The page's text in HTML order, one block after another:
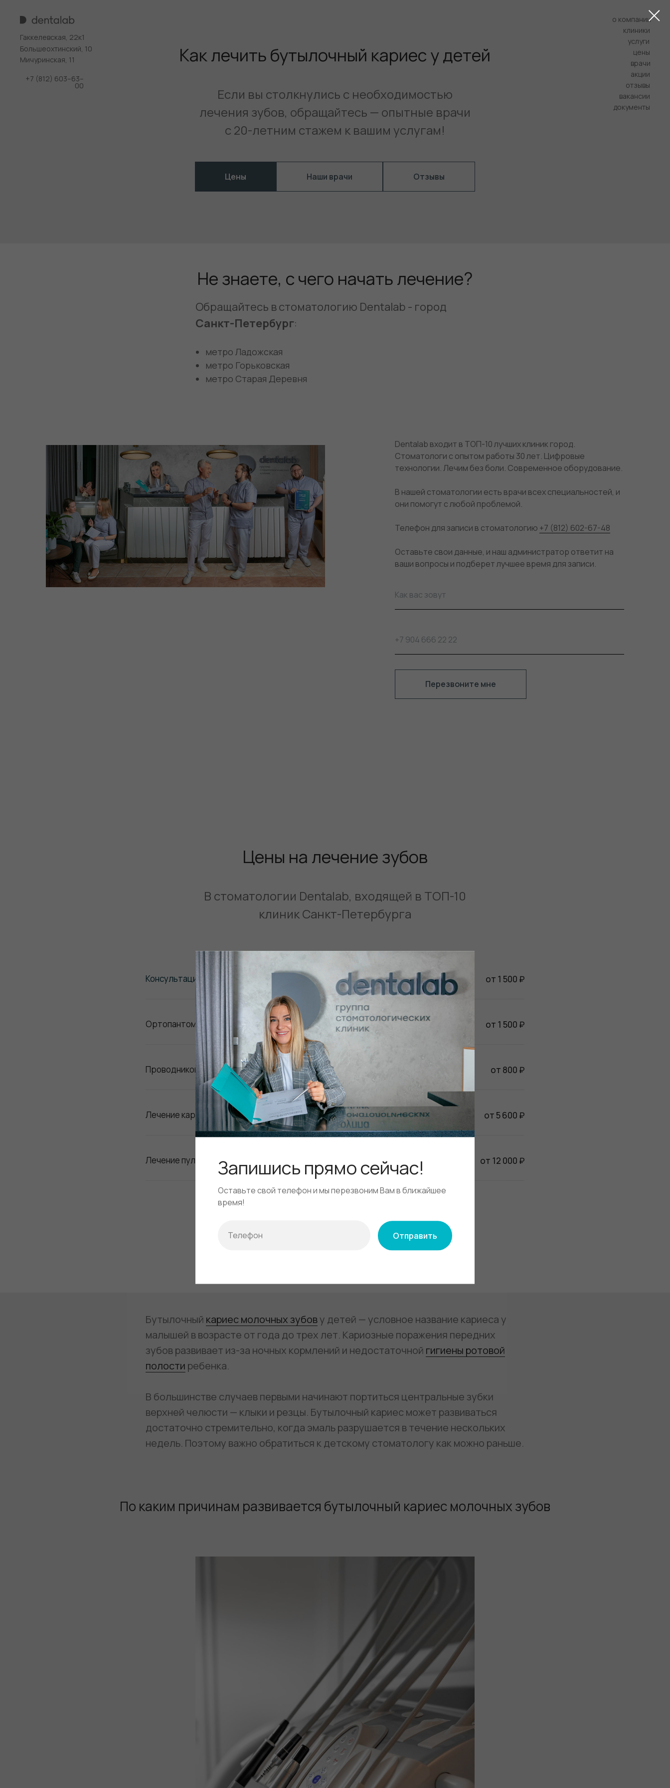
Мичуринская, 11
Большеохтинский, 10
Гаккелевская, 22к1
+7 (812) 603–63–
00
вакансии
документы
отзывы
акции
врачи
цены
услуги
клиники
о компании
Запишись прямо сейчас!
Оставьте свой телефон и мы перезвоним Вам в ближайшее
время!
Отправить
Как лечить бутылочный кариес у детей
Если вы столкнулись с необходимостью
лечения зубов, обращайтесь — опытные врачи
с 20-летним стажем к вашим услугам!
Цены Наши врачи Отзывы
Не знаете, с чего начать лечение?
Обращайтесь в стоматологию Dentalab - город
Санкт-Петербург:
метро Ладожская
метро Горьковская
метро Старая Деревня
Dentalab входит в ТОП-10 лучших клиник город.
Стоматологи с опытом работы 30 лет. Цифровые
технологии. Лечим без боли. Современное оборудование.
В нашей стоматологии есть врачи всех специальностей, и
они помогут с любой проблемой.
Телефон для записи в стоматологию +7 (812) 602-67-48
Оставьте свои данные, и наш администратор ответит на
ваши вопросы и подберет лучшее время для записи.
Как вас зовут
+7 904 666 22 22
Перезвоните мне
Цены на лечение зубов
В стоматологии Dentalab, входящей в ТОП-10
клиник Санкт-Петербурга
Консультация врача от 1 500 ₽
Ортопантомография от 1 500 ₽
Проводниковая анестезия от 800 ₽
Лечение кариеса от 5 600 ₽
Лечение пульпита от 12 000 ₽
Смотреть полный прайс-лист →
Бутылочный кариес молочных зубову детей — условное название кариеса у
малышей в возрасте от года до трех лет. Кариозные поражения передних
зубов развивает из-за ночных кормлений и недостаточной гигиены ротовой
полости ребенка.
В большинстве случаев первыми начинают портиться центральные зубки
верхней челюсти — клыки и резцы. Бутылочный кариес может развиваться
достаточно стремительно, когда эмаль разрушается в течение нескольких
недель. Поэтому важно обратиться к детскому стоматологу как можно раньше.
По каким причинам развивается бутылочный кариес молочных зубов